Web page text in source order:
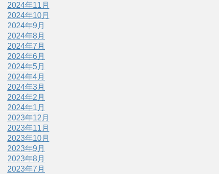
2024年11月
2024年10月
2024年9月
2024年8月
2024年7月
2024年6月
2024年5月
2024年4月
2024年3月
2024年2月
2024年1月
2023年12月
2023年11月
2023年10月
2023年9月
2023年8月
2023年7月